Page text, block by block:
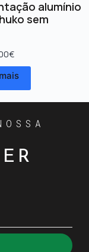
alumínio
sem
€